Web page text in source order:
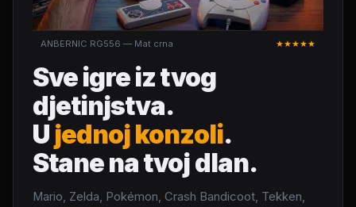
ANBERNIC RG556 — Mat crna ★★★★★
Sve igre iz tvog
djetinjstva.
U jednoj konzoli.
Stane na tvoj dlan.
Mario, Zelda, Pokémon, Crash Bandicoot, Tekken,